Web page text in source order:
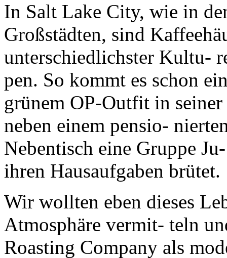
In Salt Lake City, wie in
Großstädten, sind
unterschiedlichster Kultu-
pen. So kommt es schon
grünem OP-Outfit in
neben einem pensio-
Nebentisch eine Gruppe
ihren Hausaufgaben brütet.
Wir wollten eben dieses
Atmosphäre vermit- teln
Roasting Company als